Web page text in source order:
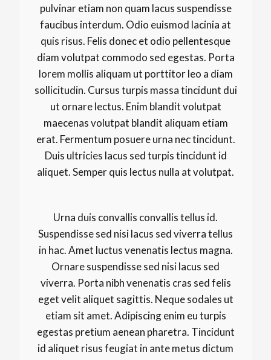
pulvinar etiam non quam lacus suspendisse
faucibus interdum. Odio euismod lacinia at
quis risus. Felis donec et odio pellentesque
diam volutpat commodo sed egestas. Porta
lorem mollis aliquam ut porttitor leo a diam
sollicitudin. Cursus turpis massa tincidunt dui
ut ornare lectus. Enim blandit volutpat
maecenas volutpat blandit aliquam etiam
erat. Fermentum posuere urna nec tincidunt.
Duis ultricies lacus sed turpis tincidunt id
aliquet. Semper quis lectus nulla at volutpat.
Urna duis convallis convallis tellus id.
Suspendisse sed nisi lacus sed viverra tellus
in hac. Amet luctus venenatis lectus magna.
Ornare suspendisse sed nisi lacus sed
viverra. Porta nibh venenatis cras sed felis
eget velit aliquet sagittis. Neque sodales ut
etiam sit amet. Adipiscing enim eu turpis
egestas pretium aenean pharetra. Tincidunt
id aliquet risus feugiat in ante metus dictum